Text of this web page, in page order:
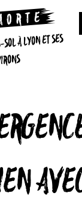
À LYON ET SES